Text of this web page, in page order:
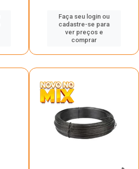
Faça seu login ou
cadastre-se para
ver preços e
comprar